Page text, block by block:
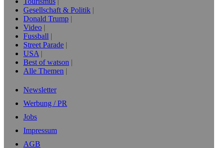
Gesellschaft & Politik
Donald Trump
Video
Fussball
Street Parade
USA
Best of watson
Alle Themen
Newsletter
Werbung / PR
Jobs
Impressum
AGB